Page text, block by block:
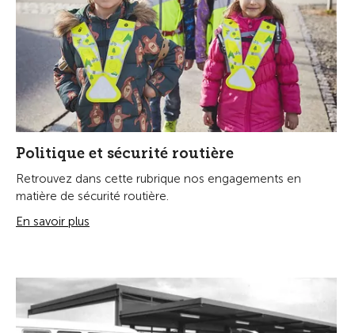
Politique et sécurité routière
Retrouvez dans cette rubrique nos engagements en
matière de sécurité routière.
En savoir plus